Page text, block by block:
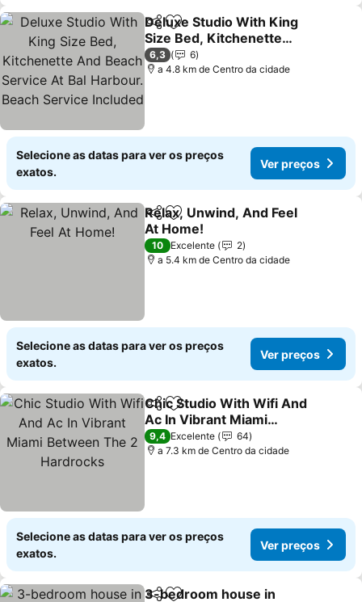
PartilharAdicionar aos favoritos
Deluxe Studio With King
Size Bed, Kitchenette
And Beach Service At Bal
Harbour. Beach Service
Ver preços
6,3
6
a 4.8 km de Centro da cidade
Selecione as datas para ver os preços
exatos.
Ver preços
PartilharAdicionar aos favoritos
Relax, Unwind, And Feel
At Home!
Ver preços
10 Excelente
2
a 5.4 km de Centro da cidade
Selecione as datas para ver os preços
exatos.
Ver preços
PartilharAdicionar aos favoritos
Chic Studio With Wifi And
Ac In Vibrant Miami
Between The 2
Hardrocks
Ver preços
9,4 Excelente
64
a 7.3 km de Centro da cidade
Selecione as datas para ver os preços
exatos.
Ver preços
3-bedroom house in